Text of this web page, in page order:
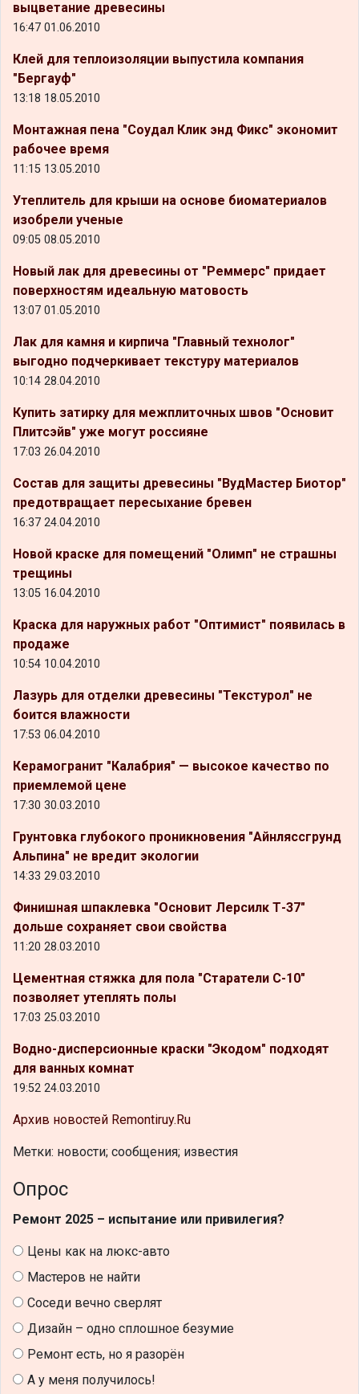
выцветание древесины
16:47 01.06.2010
Клей для теплоизоляции выпустила компания
"Бергауф"
13:18 18.05.2010
Монтажная пена "Соудал Клик энд Фикс" экономит
рабочее время
11:15 13.05.2010
Утеплитель для крыши на основе биоматериалов
изобрели ученые
09:05 08.05.2010
Новый лак для древесины от "Реммерс" придает
поверхностям идеальную матовость
13:07 01.05.2010
Лак для камня и кирпича "Главный технолог"
выгодно подчеркивает текстуру материалов
10:14 28.04.2010
Купить затирку для межплиточных швов "Основит
Плитсэйв" уже могут россияне
17:03 26.04.2010
Состав для защиты древесины "ВудМастер Биотор"
предотвращает пересыхание бревен
16:37 24.04.2010
Новой краске для помещений "Олимп" не страшны
трещины
13:05 16.04.2010
Краска для наружных работ "Оптимист" появилась в
продаже
10:54 10.04.2010
Лазурь для отделки древесины "Текстурол" не
боится влажности
17:53 06.04.2010
Керамогранит "Калабрия" — высокое качество по
приемлемой цене
17:30 30.03.2010
Грунтовка глубокого проникновения "Айнляссгрунд
Альпина" не вредит экологии
14:33 29.03.2010
Финишная шпаклевка "Основит Лерсилк Т-37"
дольше сохраняет свои свойства
11:20 28.03.2010
Цементная стяжка для пола "Старатели С-10"
позволяет утеплять полы
17:03 25.03.2010
Водно-дисперсионные краски "Экодом" подходят
для ванных комнат
19:52 24.03.2010
Архив новостей Remontiruy.Ru
Метки: новости; сообщения; известия
Опрос
Ремонт 2025 – испытание или привилегия?
Цены как на люкс-авто
Мастеров не найти
Соседи вечно сверлят
Дизайн – одно сплошное безумие
Ремонт есть, но я разорён
А у меня получилось!